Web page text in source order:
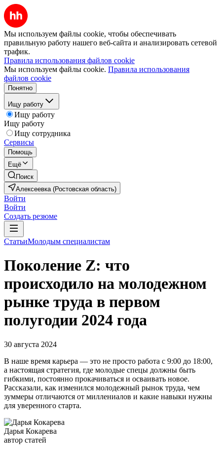
Мы используем файлы cookie, чтобы обеспечивать
правильную работу нашего веб-сайта и анализировать сетевой
трафик.
Правила использования файлов cookie
Мы используем файлы cookie. Правила использования
файлов cookie
Понятно
Ищу работу
Ищу работу
Ищу работу
Ищу сотрудника
Сервисы
Помощь
Ещё
Поиск
Алексеевка (Ростовская область)
Войти
Войти
Создать резюме
СтатьиМолодым специалистам
Поколение Z: что
происходило на молодежном
рынке труда в первом
полугодии 2024 года
30 августа 2024
В наше время карьера — это не просто работа с 9:00 до 18:00,
а настоящая стратегия, где молодые спецы должны быть
гибкими, постоянно прокачиваться и осваивать новое.
Рассказали, как изменился молодежный рынок труда, чем
зуммеры отличаются от миллениалов и какие навыки нужны
для уверенного старта.
Дарья Кокарева
автор статей